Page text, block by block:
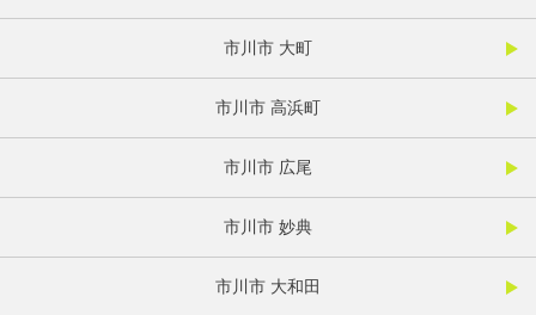
市川市 大町
市川市 高浜町
市川市 広尾
市川市 妙典
市川市 大和田